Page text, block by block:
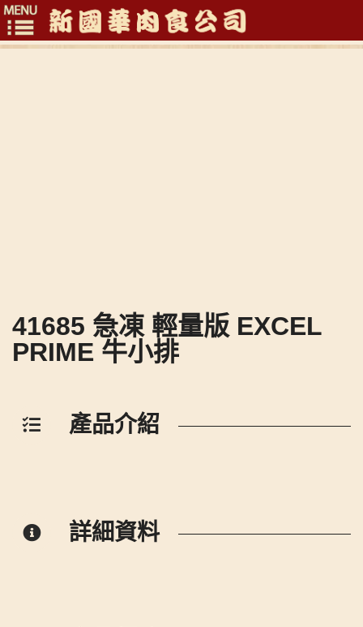
Toggle
41685 急凍 輕量版 EXCEL
PRIME 牛小排
產品介紹
詳細資料